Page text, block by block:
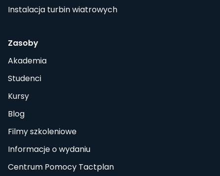
Instalacja turbin wiatrowych
Zasoby
Akademia
Studenci
Kursy
Blog
Filmy szkoleniowe
Informacje o wydaniu
Centrum Pomocy Tactplan